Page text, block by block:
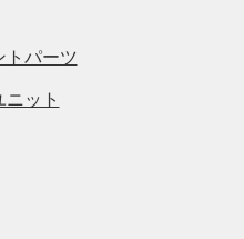
トパーツ
ニット